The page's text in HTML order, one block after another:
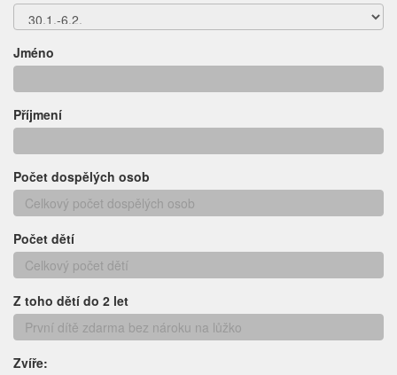
Jméno
Příjmení
Počet dospělých osob
Počet dětí
Z toho dětí do 2 let
Zvíře: